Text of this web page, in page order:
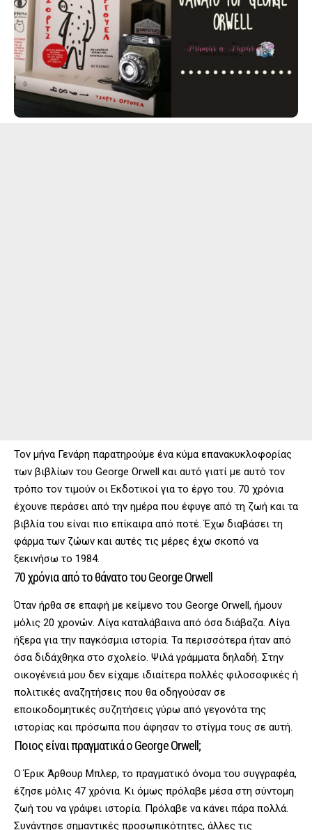
Τον μήνα Γενάρη παρατηρούμε ένα κύμα επανακυκλοφορίας
των βιβλίων του George Orwell και αυτό γιατί με αυτό τον
τρόπο τον τιμούν οι Εκδοτικοί για το έργο του. 70 χρόνια
έχουνε περάσει από την ημέρα που έφυγε από τη ζωή και τα
βιβλία του είναι πιο επίκαιρα από ποτέ. Έχω διαβάσει τη
φάρμα των ζώων και αυτές τις μέρες έχω σκοπό να
ξεκινήσω το 1984.
70 χρόνια από το θάνατο του George Orwell
Όταν ήρθα σε επαφή με κείμενο του George Orwell, ήμουν
μόλις 20 χρονών. Λίγα καταλάβαινα από όσα διάβαζα. Λίγα
ήξερα για την παγκόσμια ιστορία. Τα περισσότερα ήταν από
όσα διδάχθηκα στο σχολείο. Ψιλά γράμματα δηλαδή. Στην
οικογένειά μου δεν είχαμε ιδιαίτερα πολλές φιλοσοφικές ή
πολιτικές αναζητήσεις που θα οδηγούσαν σε
εποικοδομητικές συζητήσεις γύρω από γεγονότα της
ιστορίας και πρόσωπα που άφησαν το στίγμα τους σε αυτή.
Ποιος είναι πραγματικά ο George Orwell;
Ο Έρικ Άρθουρ Μπλερ, το πραγματικό όνομα του συγγραφέα,
έζησε μόλις 47 χρόνια. Κι όμως πρόλαβε μέσα στη σύντομη
ζωή του να γράψει ιστορία. Πρόλαβε να κάνει πάρα πολλά.
Συνάντησε σημαντικές προσωπικότητες, άλλες τις